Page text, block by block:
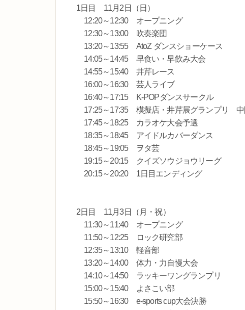
1日目 11月2日（日）
12:20～12:30 オープニング
12:30～13:00 吹奏楽団
13:20～13:55 AtoZ ダンスショーケース
14:05～14:45 早食い・早飲み大会
14:55～15:40 井芹レース
16:00～16:30 芸人ライブ
16:40～17:15 K-POPダンスサークル
17:25～17:35 模擬店・井芹展グランプリ 中
17:45～18:25 カラオケ大会予選
18:35～18:45 アイドルカバーダンス
18:45～19:05 ヲタ芸
19:15～20:15 クイズソウジョウリーグ
20:15～20:20 1日目エンディング
2日目 11月3日（月・祝）
11:30～11:40 オープニング
11:50～12:25 ロック研究部
12:35～13:10 軽音部
13:20～14:00 体力・力自慢大会
14:10～14:50 ラッキーワングランプリ
15:00～15:40 よさこい部
15:50～16:30 e-sports cup大会決勝